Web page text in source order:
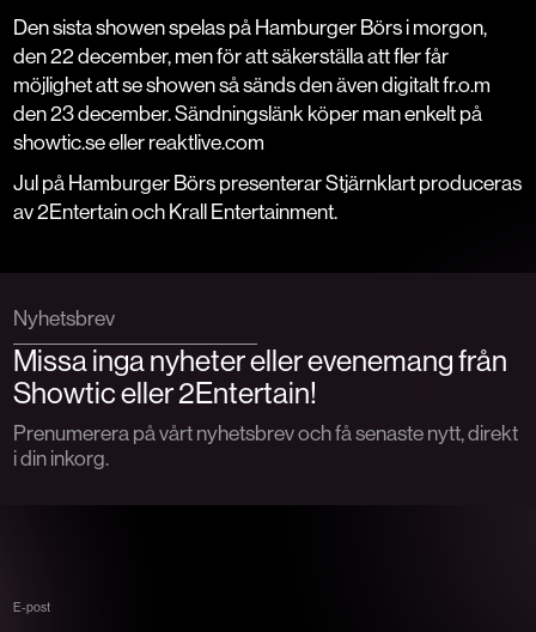
Den sista showen spelas på Hamburger Börs i morgon,
den 22 december, men för att säkerställa att fler får
möjlighet att se showen så sänds den även digitalt fr.o.m
den 23 december. Sändningslänk köper man enkelt på
showtic.se eller reaktlive.com
Jul på Hamburger Börs presenterar Stjärnklart produceras
av 2Entertain och Krall Entertainment.
Nyhetsbrev
Missa inga nyheter eller evenemang från
Showtic eller 2Entertain!
Prenumerera på vårt nyhetsbrev och få senaste nytt, direkt
i din inkorg.
E-post